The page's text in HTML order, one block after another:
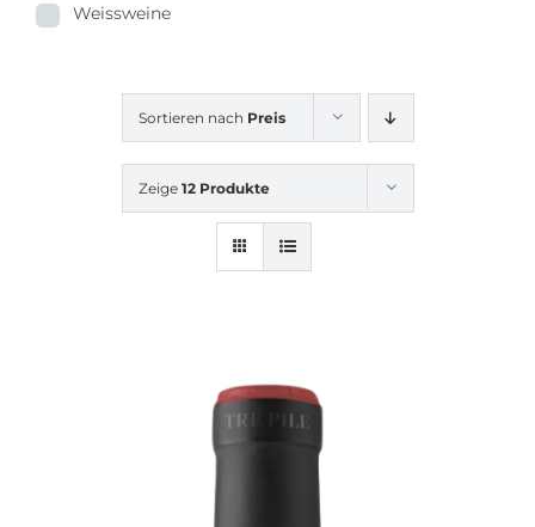
Sortieren nach Preis
Zeige 12 Produkte
Weissweine